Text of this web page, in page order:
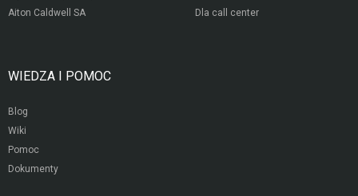
Aiton Caldwell SA
Dla call center
WIEDZA I POMOC
Blog
Wiki
Pomoc
Dokumenty